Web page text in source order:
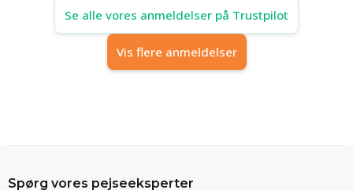
Se alle vores anmeldelser på Trustpilot
Vis flere anmeldelser
Spørg vores pejseeksperter